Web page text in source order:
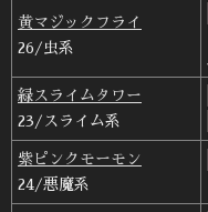
黄マジックフライ
26/虫系
緑スライムタワー
23/スライム系
紫ピンクモーモン
24/悪魔系